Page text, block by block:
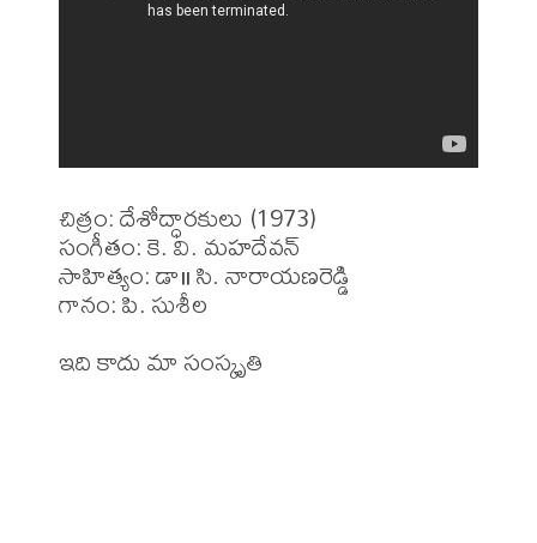
చిత్రం: దేశోద్ధారకులు (1973)
సంగీతం: కె. వి. మహదేవన్
సాహిత్యం: డా॥ సి. నారాయణరెడ్డి
గానం: పి. సుశీల
ఇది కాదు మా సంస్కృతి